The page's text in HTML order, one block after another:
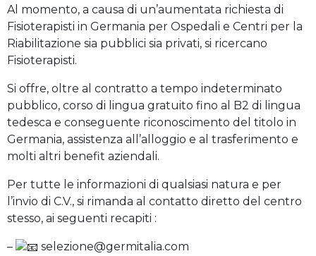
Al momento, a causa di un’aumentata richiesta di
Fisioterapisti in Germania per Ospedali e Centri per la
Riabilitazione sia pubblici sia privati, si ricercano
Fisioterapisti.
Si offre, oltre al contratto a tempo indeterminato
pubblico, corso di lingua gratuito fino al B2 di lingua
tedesca e conseguente riconoscimento del titolo in
Germania, assistenza all’alloggio e al trasferimento e
molti altri benefit aziendali.
Per tutte le informazioni di qualsiasi natura e per
l’invio di C.V., si rimanda al contatto diretto del centro
stesso, ai seguenti recapiti :
– selezione@germitalia.com